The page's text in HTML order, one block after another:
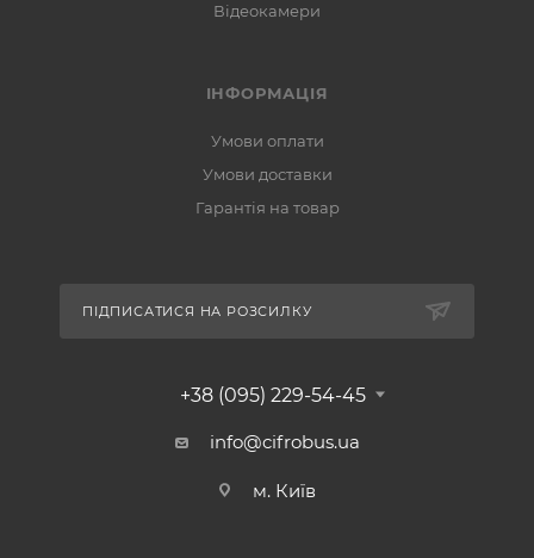
Відеокамери
ІНФОРМАЦІЯ
Умови оплати
Умови доставки
Гарантія на товар
ПІДПИСАТИСЯ НА РОЗСИЛКУ
+38 (095) 229-54-45
info@cifrobus.ua
м. Київ